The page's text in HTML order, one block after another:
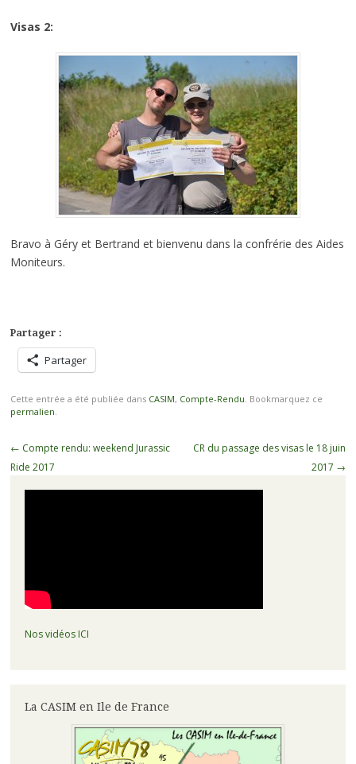
Visas 2:
Bravo à Géry et Bertrand et bienvenu dans la confrérie des Aides
Moniteurs.
Partager :
Partager
Cette entrée a été publiée dans CASIM, Compte-Rendu . Bookmarquez ce
permalien
Navigation
des
← Compte rendu: weekend Jurassic
Ride 2017
CR du passage des visas le 18 juin
2017 →
Nos vidéos ICI
La CASIM en Ile de France